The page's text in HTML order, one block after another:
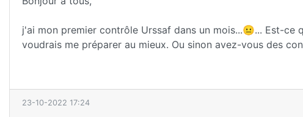
j'ai mon premier contrôle Urssaf dans un mois...😐... Est-
voudrais me préparer au mieux. Ou sinon avez-vous des
23-10-2022 17:24